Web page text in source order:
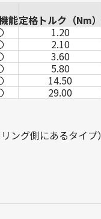
能定格トルク（Nm）
1.20
2.10
3.60
5.80
14.50
29.00
ング側にあるタイプ）